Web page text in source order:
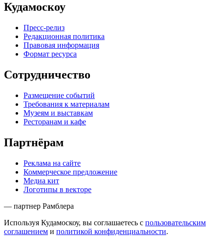
Кудамоскоу
Пресс-релиз
Редакционная политика
Правовая информация
Формат ресурса
Сотрудничество
Размещение событий
Требования к материалам
Музеям и выставкам
Ресторанам и кафе
Партнёрам
Реклама на сайте
Коммерческое предложение
Медиа кит
Логотипы в векторе
— партнер Рамблера
Используя Кудамоскоу, вы соглашаетесь с пользовательским
соглашением и политикой конфиденциальности.